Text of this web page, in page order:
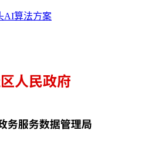
AI算法方案